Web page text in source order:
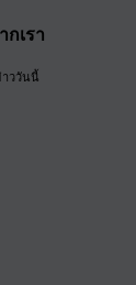
เรา
ววันนี้